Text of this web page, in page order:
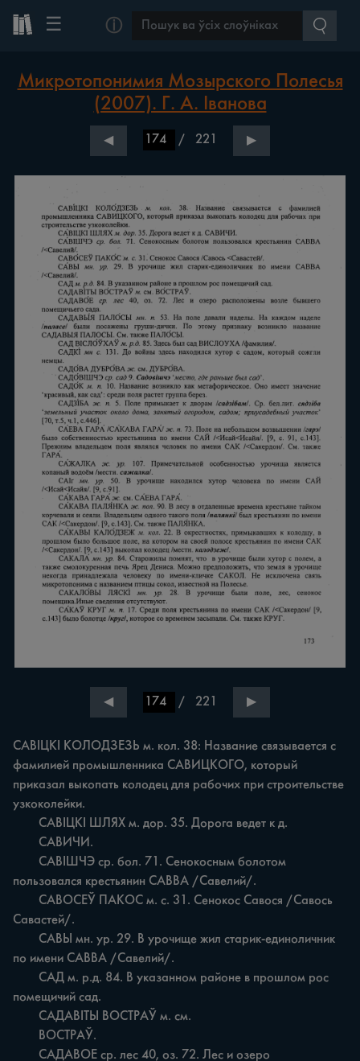
☰ ⓘ
Микротопонимия Мозырского Полесья
(2007). Г. А. Іванова
◀ / 221 ▶
◀ / 221 ▶
САВІЦКІ КОЛОДЗЕЗЬ м. кол. 38: Название связывается с
фамилией промышленника САВИЦКОГО, который
приказал выкопать колодец для рабочих при строительстве
узкоколейки.
пользовался крестьянин САВВА /Савелий/.
Савастей/.
по имени САВВА /Савелий/.
помещичий сад.